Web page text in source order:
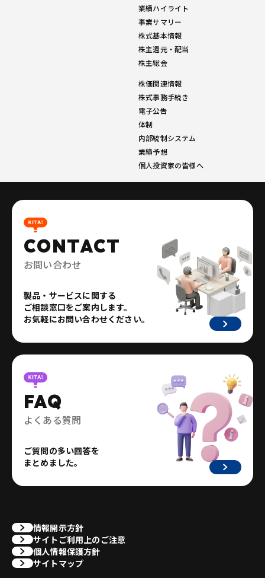
業績ハイライト
事業サマリー
株式基本情報
株主還元・配当
株主総会
株価関連情報
株式事務手続き
電子公告
体制
内部統制システム
業績予想
個人投資家の皆様へ
CONTACT
お問い合わせ
製品・サービスに関する
ご相談窓口をご案内します。
お気軽にお問い合わせください。
FAQ
よくある質問
ご質問の多い回答を
まとめました。
情報開示方針
サイトご利用上のご注意
個人情報保護方針
サイトマップ